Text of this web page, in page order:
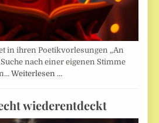
in ihren Poetikvorlesungen „An
nach einer eigenen Stimme
Weiterlesen …
wiederentdeckt